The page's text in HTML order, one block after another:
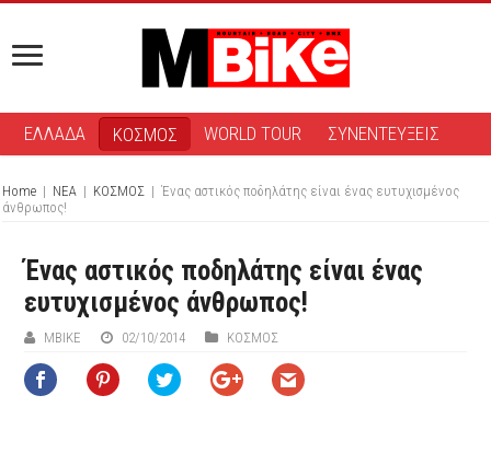
ΕΛΛΑΔΑ ΚΟΣΜΟΣ WORLD TOUR ΣΥΝΕΝΤΕΥΞΕΙΣ
Home | ΝΕΑ | ΚΟΣΜΟΣ | Ένας αστικός ποδηλάτης είναι ένας ευτυχισμένος
άνθρωπος!
Ένας αστικός ποδηλάτης είναι ένας
ευτυχισμένος άνθρωπος!
ΜΒIKE 02/10/2014 ΚΟΣΜΟΣ